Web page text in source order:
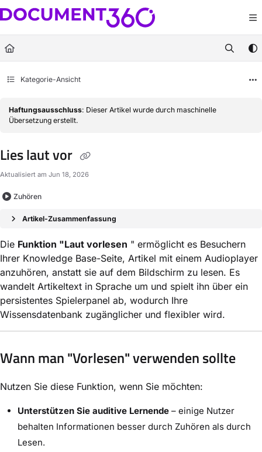
Documentation Index
Fetch the complete documentation index at:https://docs.document360.com/
Use this file to discover all available pages before exploring further.
Kategorie-Ansicht
Haftungsausschluss: Dieser Artikel wurde durch maschinelle
Übersetzung erstellt.
Lies laut vor
Aktualisiert am Jun 18, 2026
Zuhören
Artikel-Zusammenfassung
Die Funktion "Laut vorlesen " ermöglicht es Besuchern
Ihrer Knowledge Base-Seite, Artikel mit einem Audioplayer
anzuhören, anstatt sie auf dem Bildschirm zu lesen. Es
wandelt Artikeltext in Sprache um und spielt ihn über ein
persistentes Spielerpanel ab, wodurch Ihre
Wissensdatenbank zugänglicher und flexibler wird.
Wann man "Vorlesen" verwenden sollte
Nutzen Sie diese Funktion, wenn Sie möchten:
Unterstützen Sie auditive Lernende – einige Nutzer
behalten Informationen besser durch Zuhören als durch
Lesen.